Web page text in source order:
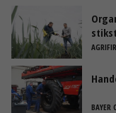
BAYER